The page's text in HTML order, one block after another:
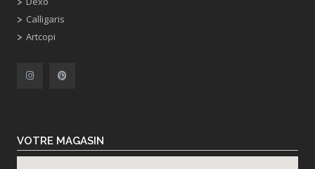
Calligaris
Artcopi
VOTRE MAGASIN